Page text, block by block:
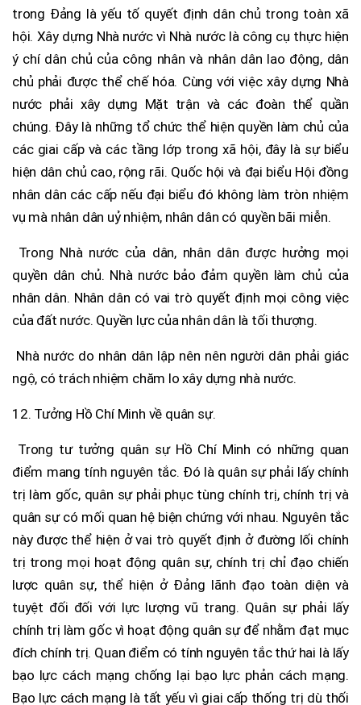
trong Đảng là yếu tố quyết định dân chủ trong toàn xã
hội. Xây dựng Nhà nước vì Nhà nước là công cụ thực hiện
ý chí dân chủ của công nhân và nhân dân lao động, dân
chủ phải được thể chế hóa. Cùng với việc xây dựng Nhà
nước phải xây dựng Mặt trận và các đoàn thể quần
chúng. Đây là những tổ chức thể hiện quyền làm chủ của
các giai cấp và các tầng lớp trong xã hội, đây là sự biểu
hiện dân chủ cao, rộng rãi. Quốc hội và đại biểu Hội đồng
nhân dân các cấp nếu đại biểu đó không làm tròn nhiệm
vụ mà nhân dân uỷ nhiệm, nhân dân có quyền bãi miễn.
Trong Nhà nước của dân, nhân dân được hưởng mọi
quyền dân chủ. Nhà nước bảo đảm quyền làm chủ của
nhân dân. Nhân dân có vai trò quyết định mọi công việc
của đất nước. Quyền lực của nhân dân là tối thượng.
Nhà nước do nhân dân lập nên nên người dân phải giác
ngộ, có trách nhiệm chăm lo xây dựng nhà nước.
12. Tưởng Hồ Chí Minh về quân sự.
Trong tư tưởng quân sự Hồ Chí Minh có những quan
điểm mang tính nguyên tắc. Đó là quân sự phải lấy chính
trị làm gốc, quân sự phải phục tùng chính trị, chính trị và
quân sự có mối quan hệ biện chứng với nhau. Nguyên tắc
này được thể hiện ở vai trò quyết định ở đường lối chính
trị trong mọi hoạt động quân sự, chính trị chỉ đạo chiến
lược quân sự, thể hiện ở Đảng lãnh đạo toàn diện và
tuyệt đối đối với lực lượng vũ trang. Quân sự phải lấy
chính trị làm gốc vì hoạt động quân sự để nhằm đạt mục
đích chính trị. Quan điểm có tính nguyên tắc thứ hai là lấy
bạo lực cách mạng chống lại bạo lực phản cách mạng.
Bạo lực cách mạng là tất yếu vì giai cấp thống trị dù thối